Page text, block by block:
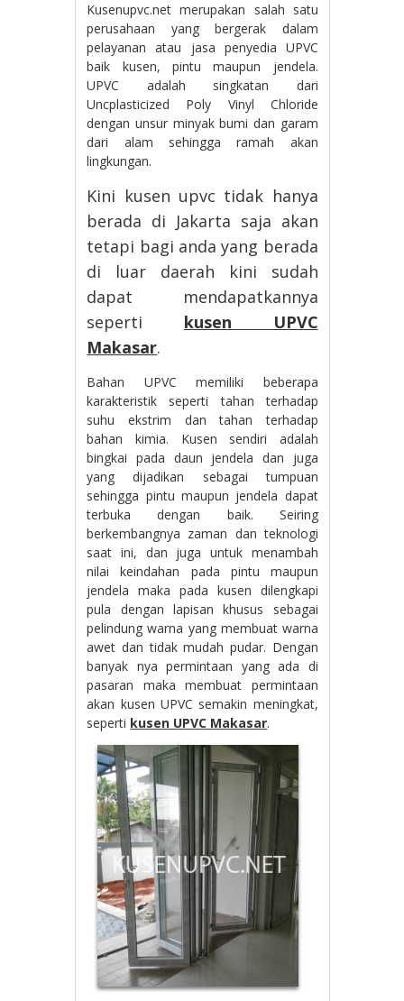
Kusenupvc.net merupakan salah satu
perusahaan yang bergerak dalam
pelayanan atau jasa penyedia UPVC
baik kusen, pintu maupun jendela.
UPVC adalah singkatan dari
Uncplasticized Poly Vinyl Chloride
dengan unsur minyak bumi dan garam
dari alam sehingga ramah akan
lingkungan.
Kini kusen upvc tidak hanya
berada di Jakarta saja akan
tetapi bagi anda yang berada
di luar daerah kini sudah
dapat mendapatkannya
seperti kusen UPVC
Makasar.
Bahan UPVC memiliki beberapa
karakteristik seperti tahan terhadap
suhu ekstrim dan tahan terhadap
bahan kimia. Kusen sendiri adalah
bingkai pada daun jendela dan juga
yang dijadikan sebagai tumpuan
sehingga pintu maupun jendela dapat
terbuka dengan baik. Seiring
berkembangnya zaman dan teknologi
saat ini, dan juga untuk menambah
nilai keindahan pada pintu maupun
jendela maka pada kusen dilengkapi
pula dengan lapisan khusus sebagai
pelindung warna yang membuat warna
awet dan tidak mudah pudar. Dengan
banyak nya permintaan yang ada di
pasaran maka membuat permintaan
akan kusen UPVC semakin meningkat,
seperti kusen UPVC Makasar.